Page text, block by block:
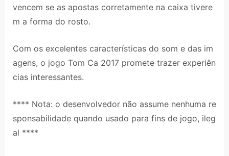
vencem se as apostas corretamente na caixa tivere
m a forma do rosto.
Com os excelentes características do som e das im
agens, o jogo Tom Ca 2017 promete trazer experiên
cias interessantes.
**** Nota: o desenvolvedor não assume nenhuma re
sponsabilidade quando usado para fins de jogo, ileg
al ****